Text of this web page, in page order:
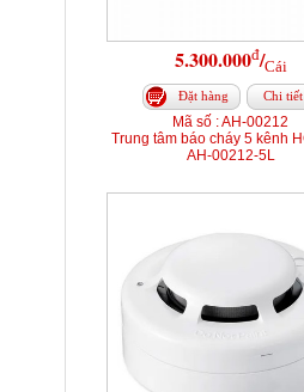
5.300.000đ/Cái
Đặt hàng Chi tiết
Mã số : AH-00212
Trung tâm báo cháy 5 kênh
AH-00212-5L